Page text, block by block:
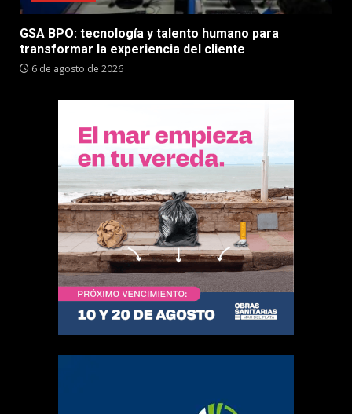
GSA BPO: tecnología y talento humano para
transformar la experiencia del cliente
6 de agosto de 2026